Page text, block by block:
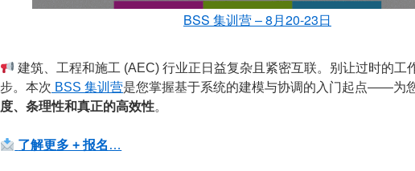
BSS 集训营 – 8月20-23日
建筑、工程和施工 (AEC) 行业正日益复杂且紧密互联。别让过时的工
步。本次 BSS 集训营是您掌握基于系统的建模与协调的入门起点——为
度、条理性和真正的高效性。
了解更多 + 报名 …